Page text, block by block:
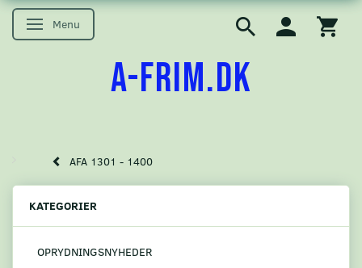
Skifte navigation
Menu
A-FRIM.DK
AFA 1301 - 1400
KATEGORIER
OPRYDNINGSNYHEDER